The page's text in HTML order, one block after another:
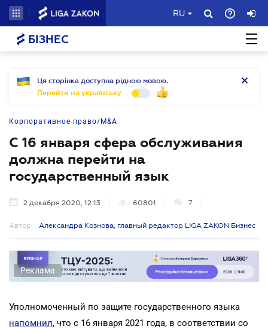
RU
БІЗНЕС
Ця сторінка доступна рідною мовою.
Перейти на українську
Корпоративное право/M&A
С 16 января сфера обслуживания
должна перейти на
государственный язык
2 декабря 2020, 12:13 60801 7
Автор: Александра Кознова, главный редактор LIGA ZAKON Бизнес
Реклама
Уполномоченный по защите государственного языка
напомнил, что с 16 января 2021 года, в соответствии со